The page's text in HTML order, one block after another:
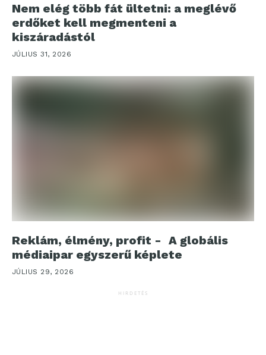
Nem elég több fát ültetni: a meglévő
erdőket kell megmenteni a
kiszáradástól
JÚLIUS 31, 2026
Reklám, élmény, profit - A globális
médiaipar egyszerű képlete
JÚLIUS 29, 2026
HIRDETÉS